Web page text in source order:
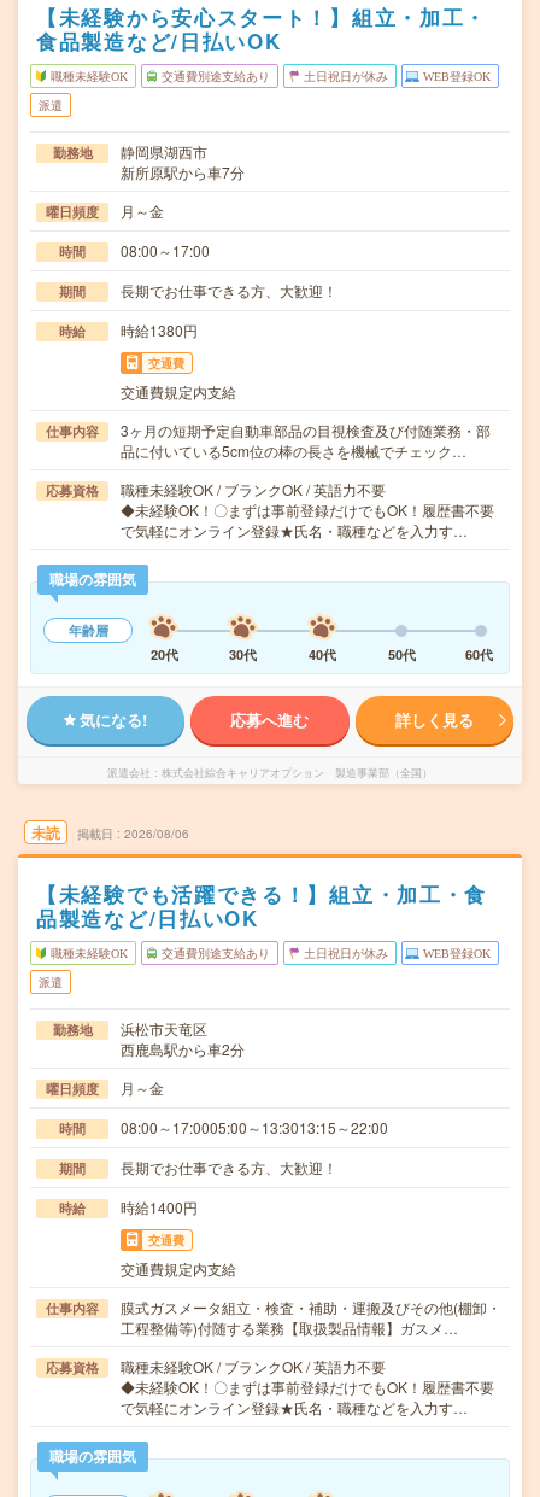
【未経験から安心スタート！】組立・加工・
食品製造など/日払いOK
職種未経験OK 交通費別途支給あり 土日祝日が休み WEB登録OK
派遣
勤務地
静岡県湖西市
新所原駅から車7分
曜日頻度 月～金
時間 08:00～17:00
期間 長期でお仕事できる方、大歓迎！
時給 時給1380円
交通費
交通費規定内支給
仕事内容
3ヶ月の短期予定自動車部品の目視検査及び付随業務・部
品に付いている5cm位の棒の長さを機械でチェック…
応募資格
職種未経験OK / ブランクOK / 英語力不要
◆未経験OK！〇まずは事前登録だけでもOK！履歴書不要
で気軽にオンライン登録★氏名・職種などを入力す…
職場の雰囲気
年齢層
20代
30代 40代 50代 60代
気になる! 応募へ進む 詳しく見る
派遣会社 株式会社綜合キャリアオプション 製造事業部（全国）
未読 掲載日 2026/08/06
【未経験でも活躍できる！】組立・加工・食
品製造など/日払いOK
職種未経験OK 交通費別途支給あり 土日祝日が休み WEB登録OK
派遣
勤務地
浜松市天竜区
西鹿島駅から車2分
曜日頻度 月～金
時間 08:00～17:0005:00～13:3013:15～22:00
期間 長期でお仕事できる方、大歓迎！
時給 時給1400円
交通費
交通費規定内支給
仕事内容
膜式ガスメータ組立・検査・補助・運搬及びその他(棚卸・
工程整備等)付随する業務【取扱製品情報】ガスメ…
応募資格
職種未経験OK / ブランクOK / 英語力不要
◆未経験OK！〇まずは事前登録だけでもOK！履歴書不要
で気軽にオンライン登録★氏名・職種などを入力す…
職場の雰囲気